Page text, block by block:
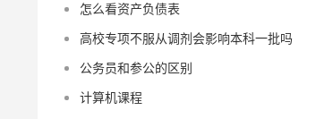
怎么看资产负债表
高校专项不服从调剂会影响本科一批吗
公务员和参公的区别
计算机课程